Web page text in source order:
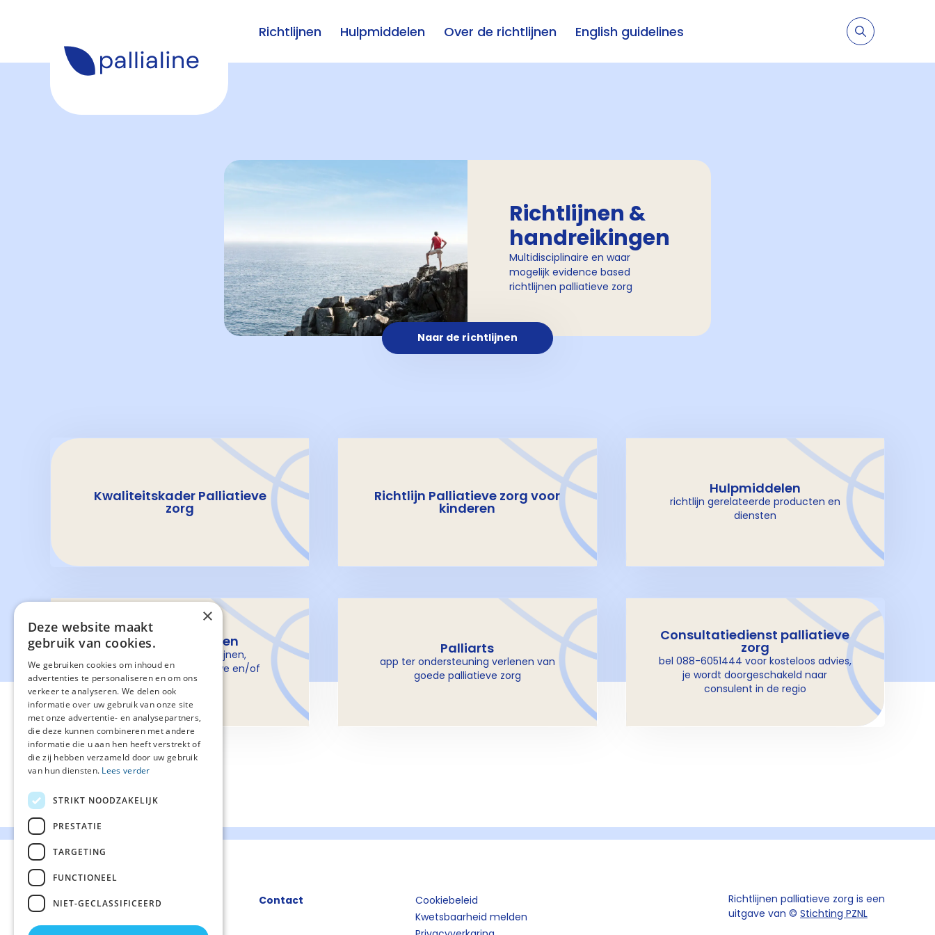
Richtlijnen Hulpmiddelen Over de richtlijnen English guidelines
Richtlijnen &
handreikingen
Multidisciplinaire en waar
mogelijk evidence based
richtlijnen palliatieve zorg
Naar de richtlijnen
Kwaliteitskader Palliatieve
zorg
Richtlijn Palliatieve zorg voor
kinderen
Hulpmiddelen
richtlijn gerelateerde producten en
diensten
Over de richtlijnen
ontwikkeling van richtlijnen,
procesbegeleiding, nieuwe en/of
gewijzigde zaken
Palliarts
app ter ondersteuning verlenen van
goede palliatieve zorg
Consultatiedienst palliatieve
zorg
bel 088-6051444 voor kosteloos advies,
je wordt doorgeschakeld naar
consulent in de regio
Contact
Cookiebeleid
Kwetsbaarheid melden
Richtlijnen palliatieve zorg is een
uitgave van © Stichting PZNL
×
Deze website maakt
gebruik van cookies.
We gebruiken cookies om inhoud en
advertenties te personaliseren en om ons
verkeer te analyseren. We delen ook
informatie over uw gebruik van onze site
met onze advertentie- en analysepartners,
die deze kunnen combineren met andere
informatie die u aan hen heeft verstrekt of
die zij hebben verzameld door uw gebruik
van hun diensten. Lees verder
STRIKT NOODZAKELIJK
PRESTATIE
TARGETING
FUNCTIONEEL
NIET-GECLASSIFICEERD